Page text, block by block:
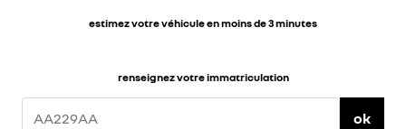
estimez votre véhicule en moins de 3 minutes
renseignez votre immatriculation
ok